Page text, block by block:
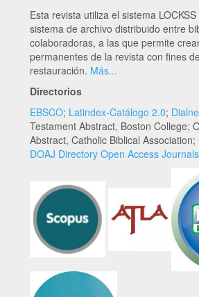
Esta revista utiliza el sistema
sistema de archivo distribuido entre
colaboradoras, a las que permite
permanentes de la revista con fines
restauración. Más...
Directorios
EBSCO; Latindex-Catálogo 2.0;
Testament Abstract, Boston College;
Abstract, Catholic Biblical Association;
DOAJ Directory Open Access Journals